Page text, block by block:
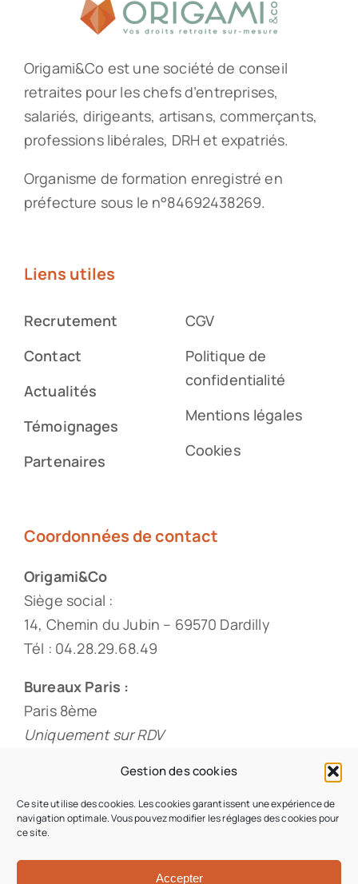
Gestion des cookies
Ce site utilise des cookies. Les cookies garantissent une expérience de
navigation optimale. Vous pouvez modifier les réglages des cookies pour
ce site.
Accepter
Origami&Co est une société de conseil
retraites pour les chefs d’entreprises,
salariés, dirigeants, artisans, commerçants,
professions libérales, DRH et expatriés.
Organisme de formation enregistré en
préfecture sous le n°84692438269.
Liens utiles
Recrutement
Contact
Actualités
Témoignages
Partenaires
CGV
Politique de
confidentialité
Mentions légales
Cookies
Coordonnées de contact
Origami&Co
Siège social :
14, Chemin du Jubin – 69570 Dardilly
Tél : 04.28.29.68.49
Bureaux Paris :
Paris 8ème
Uniquement sur RDV
Conception du site : Iziweb Consulting